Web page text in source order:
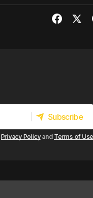
Subscribe
Subscribe
Privacy Policyand Terms of